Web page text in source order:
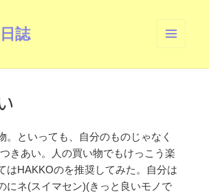
誌
ーとウ
。といっても、自分のものじゃなく
きあい。人の買い物でもけっこう楽
はHAKKOのを推奨してみた。自分は
にネ(スイマセン)(きっと良いモノで